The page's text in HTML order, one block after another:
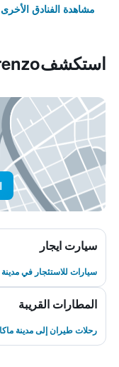
مشاهدة الفنادق
استكشفSan Lorenzo, مدينة ماكاتى
سيارت ايجار
سيارات للاستئجار في مدينة
المطارات القريبة
رحلات طيران إلى مدينة